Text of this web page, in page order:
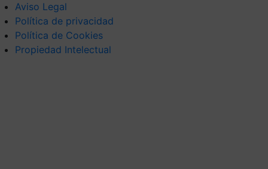
Aviso Legal
Política de privacidad
Política de Cookies
Propiedad Intelectual